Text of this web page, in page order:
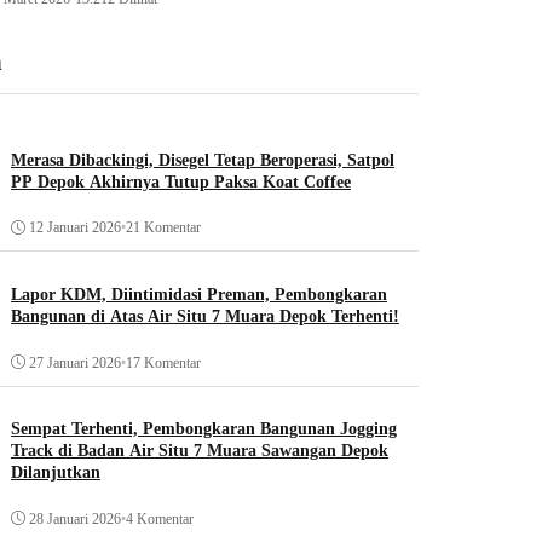
Merasa Dibackingi, Disegel Tetap Beroperasi, Satpol
PP Depok Akhirnya Tutup Paksa Koat Coffee
12 Januari 2026•21 Komentar
Lapor KDM, Diintimidasi Preman, Pembongkaran
Bangunan di Atas Air Situ 7 Muara Depok Terhenti!
27 Januari 2026•17 Komentar
Sempat Terhenti, Pembongkaran Bangunan Jogging
Track di Badan Air Situ 7 Muara Sawangan Depok
Dilanjutkan
28 Januari 2026•4 Komentar